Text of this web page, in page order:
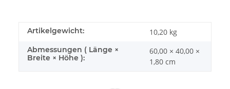
Artikelgewicht: 10,20 kg
Abmessungen ( Länge ×
Breite × Höhe ):
60,00 × 40,00 ×
1,80 cm